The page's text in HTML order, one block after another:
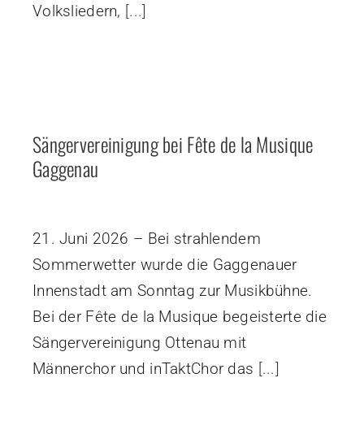
Volksliedern, [...]
Sängervereinigung bei Fête de la Musique
Gaggenau
21. Juni 2026 – Bei strahlendem
Sommerwetter wurde die Gaggenauer
Innenstadt am Sonntag zur Musikbühne.
Bei der Fête de la Musique begeisterte die
Sängervereinigung Ottenau mit
Männerchor und inTaktChor das [...]